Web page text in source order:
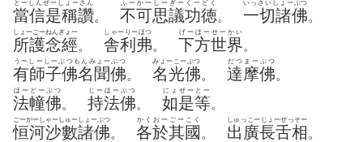
當信是稱讚
とーしんぜーしょーさん
。 不可思議功徳
ふーかーしーぎーくーどく
。 一切諸佛
いっさいしょーぶつ
。
所護念經
しょーごーねんぎょー
。 舎利弗
しゃーりーほつ
。 下方世界
げーほーせーかい
。
有師子佛名聞佛
うーしーしーぶつもんみょーぶつ
。 名光佛
みょーこーぶつ
。 達摩佛
だつまーぶつ
。
法幢佛
ほーどーぶつ
。 持法佛
じーほーぶつ
。 如是等
にょぜーとー
。
恒河沙數諸佛
ごーがーしゃーしゅーしょーぶつ
。 各於其國
かくおーごーこく
。 出廣長舌相
しゅっこーじょーぜっそー
。